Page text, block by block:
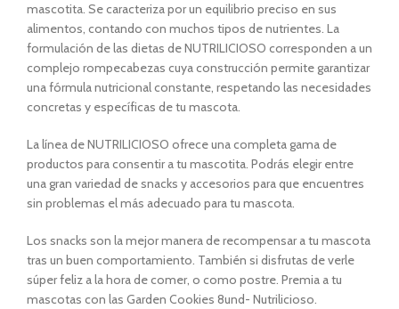
mascotita. Se caracteriza por un equilibrio preciso en sus
alimentos, contando con muchos tipos de nutrientes. La
formulación de las dietas de NUTRILICIOSO corresponden a un
complejo rompecabezas cuya construcción permite garantizar
una fórmula nutricional constante, respetando las necesidades
concretas y específicas de tu mascota.
La línea de NUTRILICIOSO ofrece una completa gama de
productos para consentir a tu mascotita. Podrás elegir entre
una gran variedad de snacks y accesorios para que encuentres
sin problemas el más adecuado para tu mascota.
Los snacks son la mejor manera de recompensar a tu mascota
tras un buen comportamiento. También si disfrutas de verle
súper feliz a la hora de comer, o como postre. Premia a tu
mascotas con las Garden Cookies 8und- Nutrilicioso.